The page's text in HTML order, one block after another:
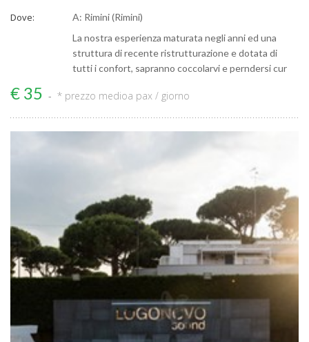
Dove:
A: Rimini (Rimini)
La nostra esperienza maturata negli anni ed una
struttura di recente ristrutturazione e dotata di
tutti i confort, sapranno coccolarvi e perndersi cur
€ 35 * prezzo medioa pax / giorno